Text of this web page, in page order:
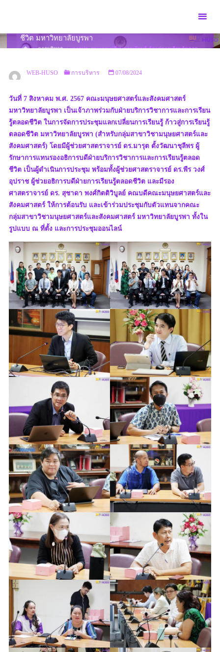
ชีวิต มหาวิทยาลัยบูรพา
HOMEการบริหาร
การประชุมแลกเปลี่ยนการเรียนรู้ ก้าวสู่การเรียนรู้ตลอด
WEB-HUSO การบริหาร 07/08/2024
วันที่ 7 สิงหาคม พ.ศ. 2567 คณะมนุษยศาสตร์และสังคมศาสตร์
มหาวิทยาลัยบูรพา เป็นเจ้าภาพร่วมกับฝ่ายบริการวิชาการและการเรียน
รู้ตลอดชีวิต ในการจัดการประชุมแลกเปลี่ยนการเรียนรู้ ก้าวสู่การเรียนรู้
ตลอดชีวิต มหาวิทยาลัยบูรพา (สำหรับกลุ่มสาขาวิชามนุษยศาสตร์และ
สังคมศาสตร์) โดยมีผู้ช่วยศาสตราจารย์ ดร.มารุต ตั้งวัฒนาชุลีพร ผู้
รักษาการแทนรองอธิการบดีฝ่ายบริการวิชาการและการเรียนรู้ตลอด
ชีวิต เป็นผู้ดำเนินการประชุม พร้อมทั้งผู้ช่วยศาสตราจารย์ ดร.พีร วงศ์
อุปราช ผู้ช่วยอธิการบดีฝ่ายการเรียนรู้ตลอดชีวิต และมีรอง
ศาสตราจารย์ ดร. สุชาดา พงศ์กิตติวิบูลย์ คณบดีคณะมนุษยศาสตร์และ
สังคมศาสตร์ ให้การต้อนรับ และเข้าร่วมประชุมกับตัวแทนจากคณะ
กลุ่มสาขาวิชามนุษยศาสตร์และสังคมศาสตร์ มหาวิทยาลัยบูรพา ทั้งใน
รูปแบบ ณ ที่ตั้ง และการประชุมออนไลน์